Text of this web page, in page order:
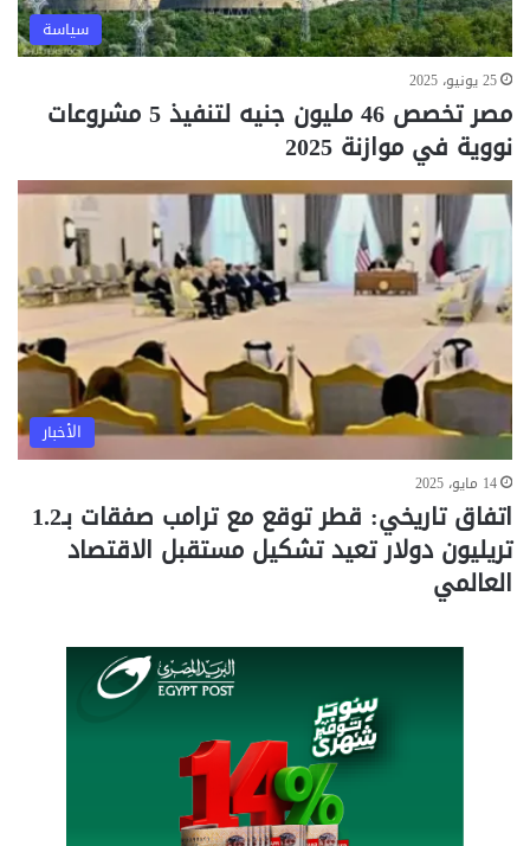
سياسة
25 يونيو، 2025
مصر تخصص 46 مليون جنيه لتنفيذ 5 مشروعات
نووية في موازنة 2025
الأخبار
14 مايو، 2025
اتفاق تاريخي: قطر توقع مع ترامب صفقات بـ1.2
تريليون دولار تعيد تشكيل مستقبل الاقتصاد
العالمي